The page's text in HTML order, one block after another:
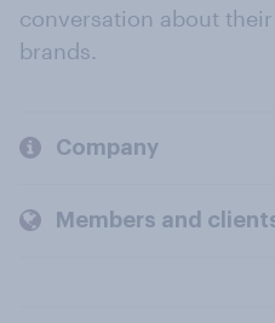
conversation about
brands.
Company
Members and